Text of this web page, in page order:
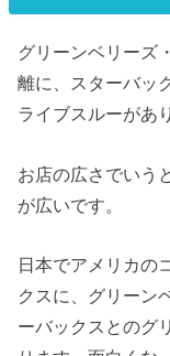
グリーンベリーズ
離に、スターバッ
ライブスルーがあ
お店の広さでいう
が広いです。
日本でアメリカの
クスに、グリーン
ーバックスとのグ